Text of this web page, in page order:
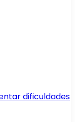
dificuldades